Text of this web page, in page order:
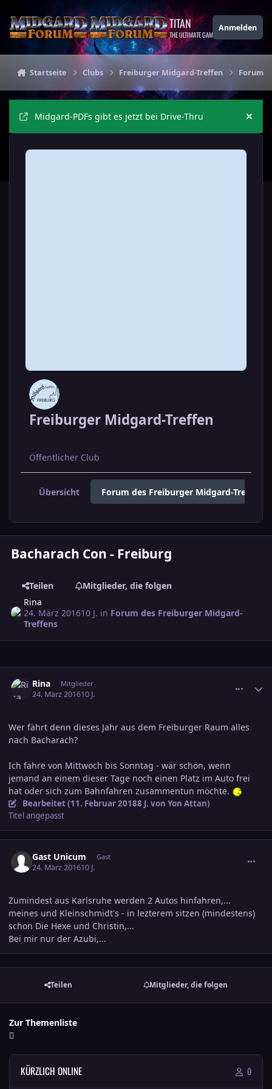
TITAN
THE ULTIMATE GAMING THEME
Anmelden
Startseite Clubs Freiburger Midgard-Treffen Forum
Midgard-PDFs gibt es jetzt bei Drive-Thru
Freiburger Midgard-Treffen
Öffentlicher Club
Übersicht Forum des Freiburger Midgard-Treffens
Bacharach Con - Freiburg
Teilen
Mitglieder, die folgen
Rina
24. März 201610 J. in Forum des Freiburger Midgard-
Treffens
Rina Mitglieder
24. März 201610 J.
Wer fährt denn dieses Jahr aus dem Freiburger Raum alles
nach Bacharach?
Ich fahre von Mittwoch bis Sonntag - wär schön, wenn
jemand an einem dieser Tage noch einen Platz im Auto frei
hat oder sich zum Bahnfahren zusammentun möchte.
Bearbeitet (11. Februar 20188 J. von Yon Attan)
Titel angepasst
Gast Unicum Gast
24. März 201610 J.
Zumindest aus Karlsruhe werden 2 Autos hinfahren,...
meines und Kleinschmidt's - in lezterem sitzen (mindestens)
schon Die Hexe und Christin,...
Bei mir nur der Azubi,...
Teilen Mitglieder, die folgen
Zur Themenliste
KÜRZLICH ONLINE 0